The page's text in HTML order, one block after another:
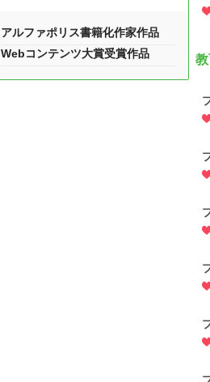
アルファポリス書籍化作家作品
Webコンテンツ大賞受賞作品